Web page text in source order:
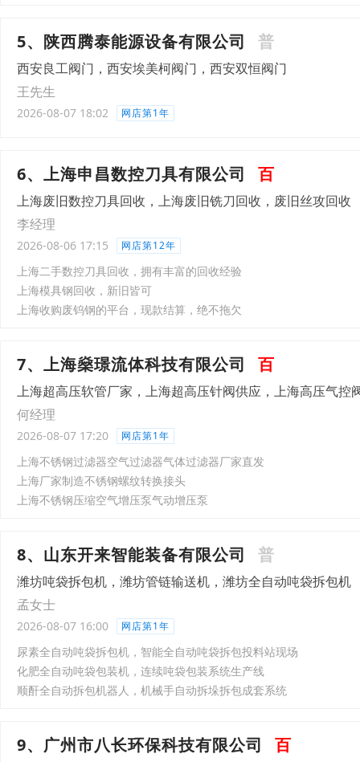
5、陕西腾泰能源设备有限公司 普
西安良工阀门，西安埃美柯阀门，西安双恒阀门
王先生
2026-08-07 18:02 网店第1年
6、上海申昌数控刀具有限公司 百
上海废旧数控刀具回收，上海废旧铣刀回收，废旧丝攻回收
李经理
2026-08-06 17:15 网店第12年
上海二手数控刀具回收，拥有丰富的回收经验
上海模具钢回收，新旧皆可
上海收购废钨钢的平台，现款结算，绝不拖欠
7、上海燊璟流体科技有限公司 百
上海超高压软管厂家，上海超高压针阀供应，上海高压气控
何经理
2026-08-07 17:20 网店第1年
上海不锈钢过滤器空气过滤器气体过滤器厂家直发
上海厂家制造不锈钢螺纹转换接头
上海不锈钢压缩空气增压泵气动增压泵
8、山东开来智能装备有限公司 普
潍坊吨袋拆包机，潍坊管链输送机，潍坊全自动吨袋拆包机
孟女士
2026-08-07 16:00 网店第1年
尿素全自动吨袋拆包机，智能全自动吨袋拆包投料站现场
化肥全自动吨袋包装机，连续吨袋包装系统生产线
顺酐全自动拆包机器人，机械手自动拆垛拆包成套系统
9、广州市八长环保科技有限公司 百